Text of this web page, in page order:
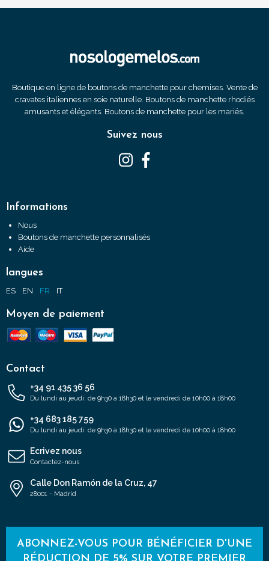
Boutique en ligne de boutons de manchette pour chemises. Vente de
cravates italiennes en soie naturelle. Boutons de manchette rhodiés
amusants et élégants. Boutons de manchette pour les mariés.
Suivez nous
Informations
Nous
Boutons de manchette personnalisés
Aide
langues
ES EN FR IT
Moyen de paiement
Contact
+34 91 435 36 56
Du lundi au jeudi: de 9h30 à 18h30 et le vendredi de 10h00 à 18h00
+34 683 185 759
Du lundi au jeudi: de 9h30 à 18h30 et le vendredi de 10h00 à 18h00
Ecrivez nous
Contactez-nous
Calle Don Ramón de la Cruz, 47
28001 - Madrid
ABONNEZ-VOUS POUR BÉNÉFICIER D'UNE